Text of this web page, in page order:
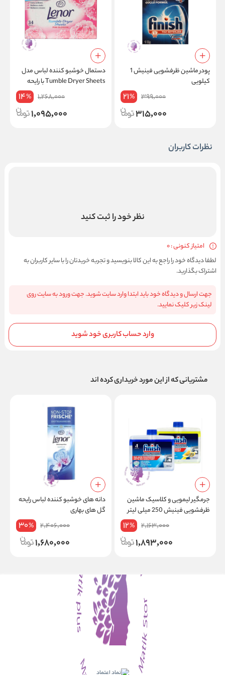
پودر ماشین ظرفشویی فینیش 1
کیلویی
399,000
21%
315,000
دستمال خوشبو کننده لباس مدل
Tumble Dryer Sheets با رایحه
1,268,000
14%
1,095,000
نظرات کاربران
نظر خود را ثبت کنید
امتیاز کنونی : 0
لطفا دیدگاه خود را راجع به این کالا بنویسید و تجربه خریدتان را با سایر کاربران به
اشتراک بگذارید.
جهت ارسال و دیدگاه خود باید ابتدا وارد سایت شوید. جهت ورود به سایت روی
لینک زیر کلیک نمایید.
وارد حساب کاربری خود شوید
مشتریانی که از این مورد خریداری کرده اند
جرمگیر لیمویی و کلاسیک ماشین
ظرفشویی فینیش 250 میلی لیتر
2,163,000
12%
1,893,000
دانه های خوشبو کننده لباس رایحه
گل های بهاری
2,406,000
30%
1,680,000